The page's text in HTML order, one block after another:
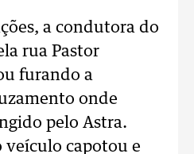
a condutora do
rua Pastor
furando a
onde
pelo Astra.
veículo capotou e